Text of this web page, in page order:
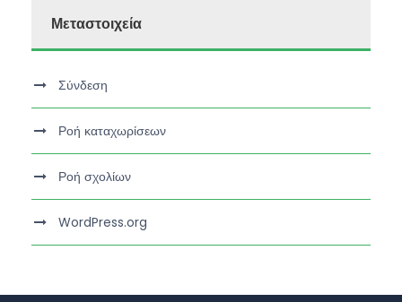
Μεταστοιχεία
Σύνδεση
Ροή καταχωρίσεων
Ροή σχολίων
WordPress.org